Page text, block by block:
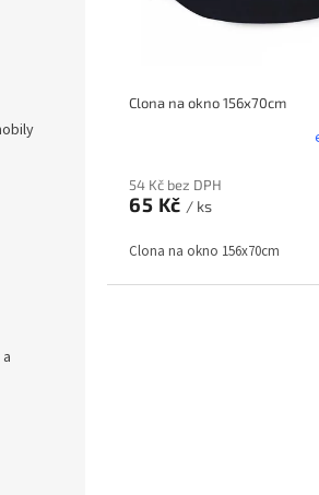
Clona na okno 156x70cm
54 Kč bez DPH
65 Kč / ks
Clona na okno 156x70cm